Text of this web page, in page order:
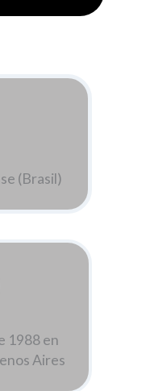
(Brasil)
1988 en
Aires